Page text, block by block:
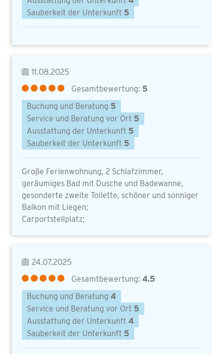
Sauberkeit der Unterkunft 5
11.08.2025
Gesamtbewertung: 5
Buchung und Beratung 5
Service und Beratung vor Ort 5
Ausstattung der Unterkunft 5
Sauberkeit der Unterkunft 5
Große Ferienwohnung, 2 Schlafzimmer,
geräumiges Bad mit Dusche und Badewanne,
gesonderte zweite Toilette, schöner und sonniger
Balkon mit Liegen;
Carportstellplatz;
24.07.2025
Gesamtbewertung: 4.5
Buchung und Beratung 4
Service und Beratung vor Ort 5
Ausstattung der Unterkunft 4
Sauberkeit der Unterkunft 5